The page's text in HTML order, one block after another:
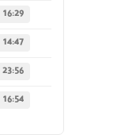
16:29
14:47
23:56
16:54